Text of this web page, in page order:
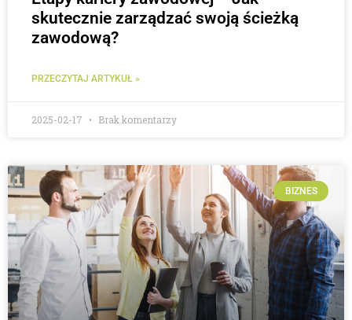
skutecznie zarządzać swoją ścieżką
zawodową?
PRZECZYTAJ ARTYKUŁ »
2025-02-17 Brak komentarzy
BIZNES